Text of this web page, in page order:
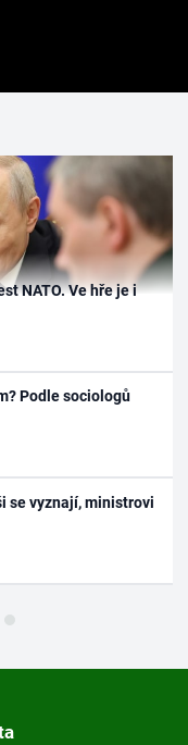
NATO. Ve hře je i
Podle sociologů
se vyznají, ministrovi